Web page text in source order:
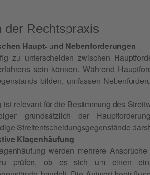
der Rechtspraxis
Haupt- und Nebenforderungen
zu unterscheiden zwischen
sein können. Während
bilden, umfassen
relevant für die Bestimmung des
grundsätzlich der
Streitentscheidungsgegenstände
Klagenhäufung
werden mehrere
prüfen, ob es sich um einen